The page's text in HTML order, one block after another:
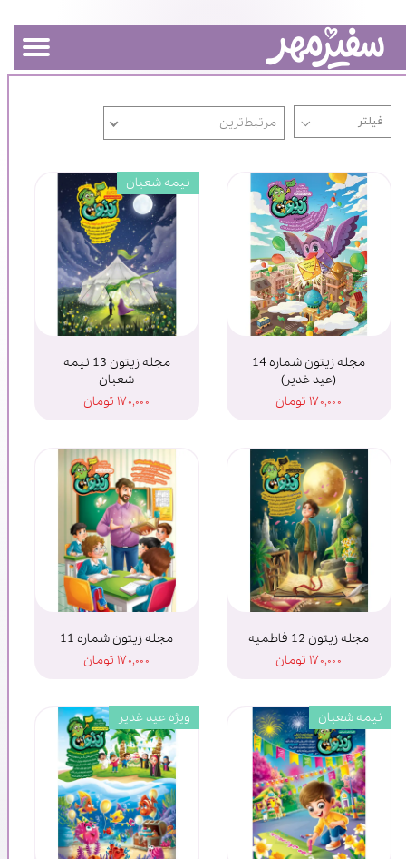
مرتبط‌ترین
مجله زیتون شماره 14
(عید غدیر)
۱۷۰,۰۰۰ تومان
مجله زیتون 13 نیمه
شعبان
۱۷۰,۰۰۰ تومان
نیمه شعبان
مجله زیتون 12 فاطمیه
۱۷۰,۰۰۰ تومان
مجله زیتون شماره 11
۱۷۰,۰۰۰ تومان
نیمه شعبان ویژه عید غدیر